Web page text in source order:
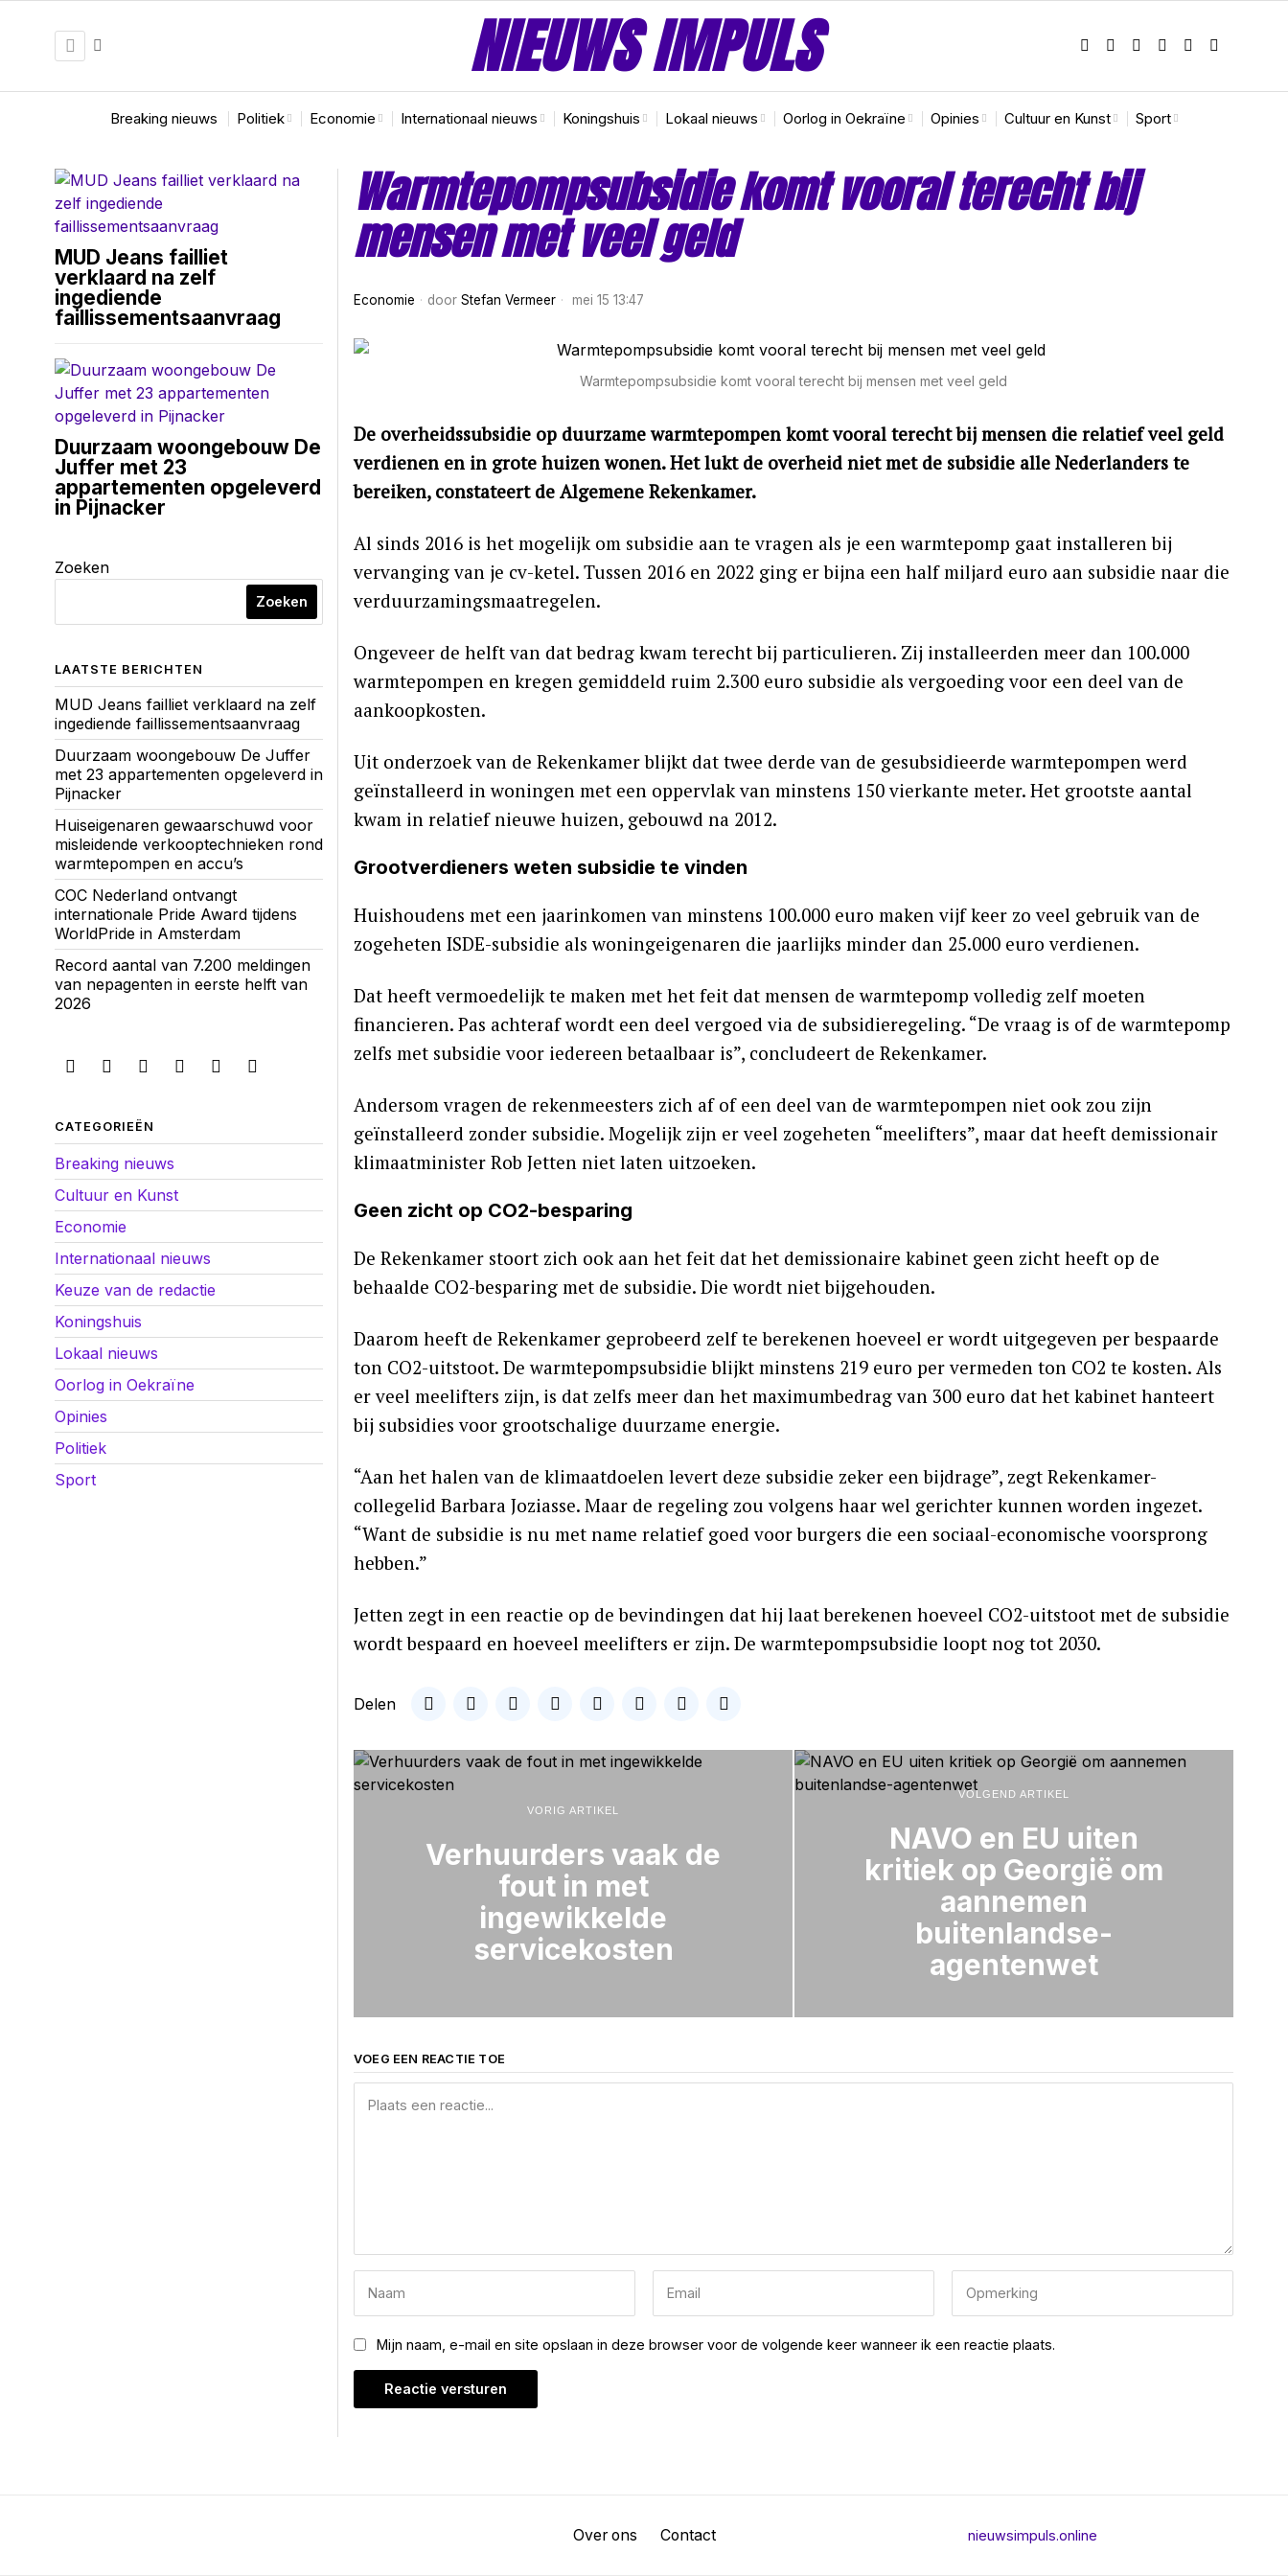
NIEUWS IMPULS
Breaking nieuws Politiek Economie Internationaal nieuws Koningshuis Lokaal nieuws Oorlog in Oekraïne Opinies Cultuur en Kunst Sport
Warmtepompsubsidie komt vooral terecht bij
mensen met veel geld
Economie door Stefan Vermeer mei 15 13:47
Warmtepompsubsidie komt vooral terecht bij mensen met veel geld
De overheidssubsidie op duurzame warmtepompen komt vooral terecht bij mensen die relatief veel geld
verdienen en in grote huizen wonen. Het lukt de overheid niet met de subsidie alle Nederlanders te
bereiken, constateert de Algemene Rekenkamer.
Al sinds 2016 is het mogelijk om subsidie aan te vragen als je een warmtepomp gaat installeren bij
vervanging van je cv-ketel. Tussen 2016 en 2022 ging er bijna een half miljard euro aan subsidie naar die
verduurzamingsmaatregelen.
Ongeveer de helft van dat bedrag kwam terecht bij particulieren. Zij installeerden meer dan 100.000
warmtepompen en kregen gemiddeld ruim 2.300 euro subsidie als vergoeding voor een deel van de
aankoopkosten.
Uit onderzoek van de Rekenkamer blijkt dat twee derde van de gesubsidieerde warmtepompen werd
geïnstalleerd in woningen met een oppervlak van minstens 150 vierkante meter. Het grootste aantal
kwam in relatief nieuwe huizen, gebouwd na 2012.
Grootverdieners weten subsidie te vinden
Huishoudens met een jaarinkomen van minstens 100.000 euro maken vijf keer zo veel gebruik van de
zogeheten ISDE-subsidie als woningeigenaren die jaarlijks minder dan 25.000 euro verdienen.
Dat heeft vermoedelijk te maken met het feit dat mensen de warmtepomp volledig zelf moeten
financieren. Pas achteraf wordt een deel vergoed via de subsidieregeling. “De vraag is of de warmtepomp
zelfs met subsidie voor iedereen betaalbaar is”, concludeert de Rekenkamer.
Andersom vragen de rekenmeesters zich af of een deel van de warmtepompen niet ook zou zijn
geïnstalleerd zonder subsidie. Mogelijk zijn er veel zogeheten “meelifters”, maar dat heeft demissionair
klimaatminister Rob Jetten niet laten uitzoeken.
Geen zicht op CO2-besparing
De Rekenkamer stoort zich ook aan het feit dat het demissionaire kabinet geen zicht heeft op de
behaalde CO2-besparing met de subsidie. Die wordt niet bijgehouden.
Daarom heeft de Rekenkamer geprobeerd zelf te berekenen hoeveel er wordt uitgegeven per bespaarde
ton CO2-uitstoot. De warmtepompsubsidie blijkt minstens 219 euro per vermeden ton CO2 te kosten. Als
er veel meelifters zijn, is dat zelfs meer dan het maximumbedrag van 300 euro dat het kabinet hanteert
bij subsidies voor grootschalige duurzame energie.
“Aan het halen van de klimaatdoelen levert deze subsidie zeker een bijdrage”, zegt Rekenkamer-
collegelid Barbara Joziasse. Maar de regeling zou volgens haar wel gerichter kunnen worden ingezet.
“Want de subsidie is nu met name relatief goed voor burgers die een sociaal-economische voorsprong
hebben.”
Jetten zegt in een reactie op de bevindingen dat hij laat berekenen hoeveel CO2-uitstoot met de subsidie
wordt bespaard en hoeveel meelifters er zijn. De warmtepompsubsidie loopt nog tot 2030.
Delen
VORIG ARTIKEL
Verhuurders vaak de
fout in met
ingewikkelde
servicekosten
VOLGEND ARTIKEL
NAVO en EU uiten
kritiek op Georgië om
aannemen
buitenlandse-
agentenwet
VOEG EEN REACTIE TOE
Mijn naam, e-mail en site opslaan in deze browser voor de volgende keer wanneer ik een reactie plaats.
MUD Jeans failliet
verklaard na zelf
ingediende
faillissementsaanvraag
Duurzaam woongebouw De
Juffer met 23
appartementen opgeleverd
in Pijnacker
Zoeken
Zoeken
LAATSTE BERICHTEN
MUD Jeans failliet verklaard na zelf
ingediende faillissementsaanvraag
Duurzaam woongebouw De Juffer
met 23 appartementen opgeleverd in
Pijnacker
Huiseigenaren gewaarschuwd voor
misleidende verkooptechnieken rond
warmtepompen en accu’s
COC Nederland ontvangt
internationale Pride Award tijdens
WorldPride in Amsterdam
Record aantal van 7.200 meldingen
van nepagenten in eerste helft van
2026
CATEGORIEËN
Breaking nieuws
Cultuur en Kunst
Economie
Internationaal nieuws
Keuze van de redactie
Koningshuis
Lokaal nieuws
Oorlog in Oekraïne
Opinies
Politiek
Sport
Over ons Contact nieuwsimpuls.online